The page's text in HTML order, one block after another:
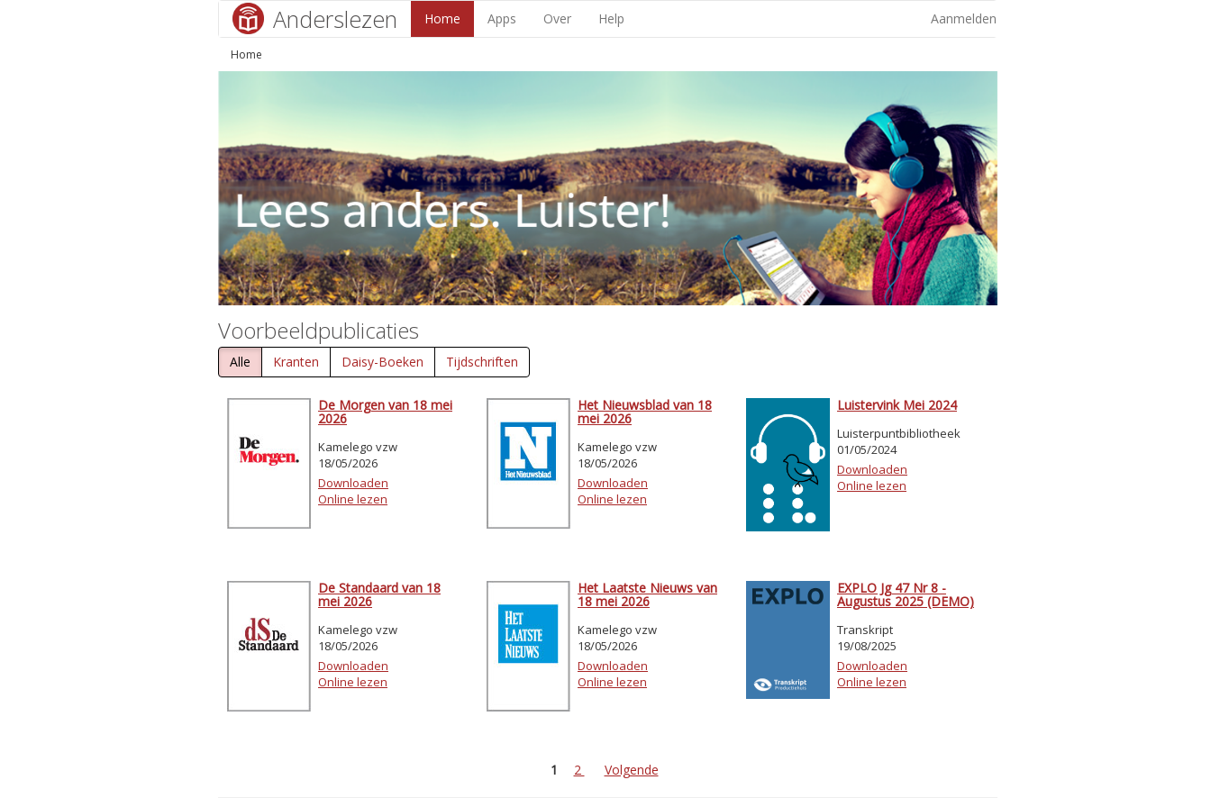
Anderslezen Home Apps Over Help Aanmelden
Home
Voorbeeldpublicaties
Alle Kranten Daisy-Boeken Tijdschriften
De Morgen van 18 mei
2026
Kamelego vzw
18/05/2026
Downloaden
Online lezen
Het Nieuwsblad van 18
mei 2026
Kamelego vzw
18/05/2026
Downloaden
Online lezen
Luistervink Mei 2024
Luisterpuntbibliotheek
01/05/2024
Downloaden
Online lezen
De Standaard van 18
mei 2026
Kamelego vzw
18/05/2026
Downloaden
Online lezen
Het Laatste Nieuws van
18 mei 2026
Kamelego vzw
18/05/2026
Downloaden
Online lezen
EXPLO Jg 47 Nr 8 -
Augustus 2025 (DEMO)
Transkript
19/08/2025
Downloaden
Online lezen
1 2 Volgende